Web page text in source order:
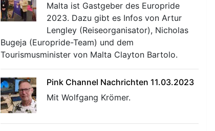
Malta ist Gastgeber des Europride
2023. Dazu gibt es Infos von Artur
Lengley (Reiseorganisator), Nicholas
Bugeja (Europride-Team) und dem
Tourismusminister von Malta Clayton Bartolo.
Pink Channel Nachrichten 11.03.2023
Mit Wolfgang Krömer.